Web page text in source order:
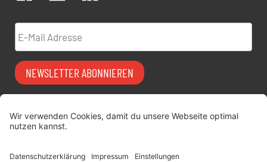
E-Mail Adresse
NEWSLETTER ABONNIEREN
Vermiet-Partner
digitimes | blog
FAQ